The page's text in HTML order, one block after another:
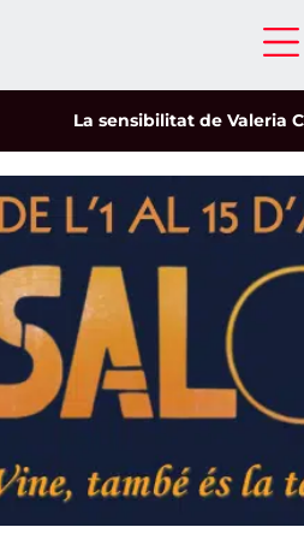
La sensibilitat de Valeria